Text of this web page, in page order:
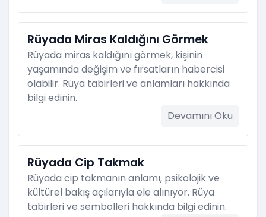
Rüyada Miras Kaldığını Görmek
Rüyada miras kaldığını görmek, kişinin
yaşamında değişim ve fırsatların habercisi
olabilir. Rüya tabirleri ve anlamları hakkında
bilgi edinin.
Devamını Oku
Rüyada Cip Takmak
Rüyada cip takmanın anlamı, psikolojik ve
kültürel bakış açılarıyla ele alınıyor. Rüya
tabirleri ve sembolleri hakkında bilgi edinin.